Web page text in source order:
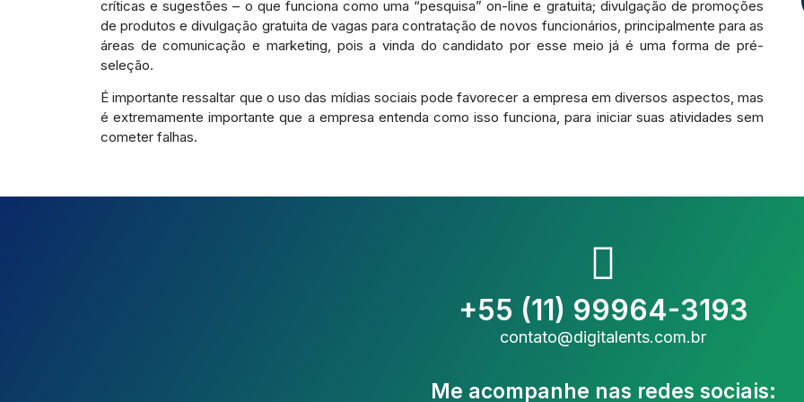
críticas e sugestões – o que funciona como uma “pesquisa” on-line e gratuita; divulgação de promoções
de produtos e divulgação gratuita de vagas para contratação de novos funcionários, principalmente para as
áreas de comunicação e marketing, pois a vinda do candidato por esse meio já é uma forma de pré-
seleção.
É importante ressaltar que o uso das mídias sociais pode favorecer a empresa em diversos aspectos, mas
é extremamente importante que a empresa entenda como isso funciona, para iniciar suas atividades sem
cometer falhas.
+55 (11) 99964-3193
contato@digitalents.com.br
Me acompanhe nas redes sociais: